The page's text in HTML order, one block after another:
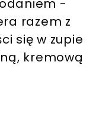
-
razem z
się w zupie
kremową